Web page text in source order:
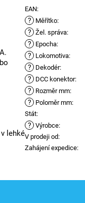
lehké
EAN:
? Měřítko:
? Žel. správa:
? Epocha:
? Lokomotiva:
? Dekodér:
? DCC konektor:
? Rozměr mm:
? Poloměr mm:
Stát:
? Výrobce:
V prodeji od:
Zahájení expedice: